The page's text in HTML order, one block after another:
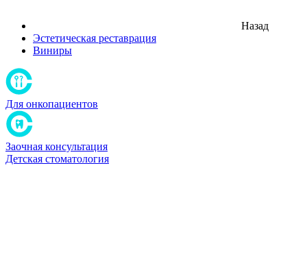
Назад
Эстетическая реставрация
Виниры
Для онкопациентов
Заочная консультация
Детская стоматология